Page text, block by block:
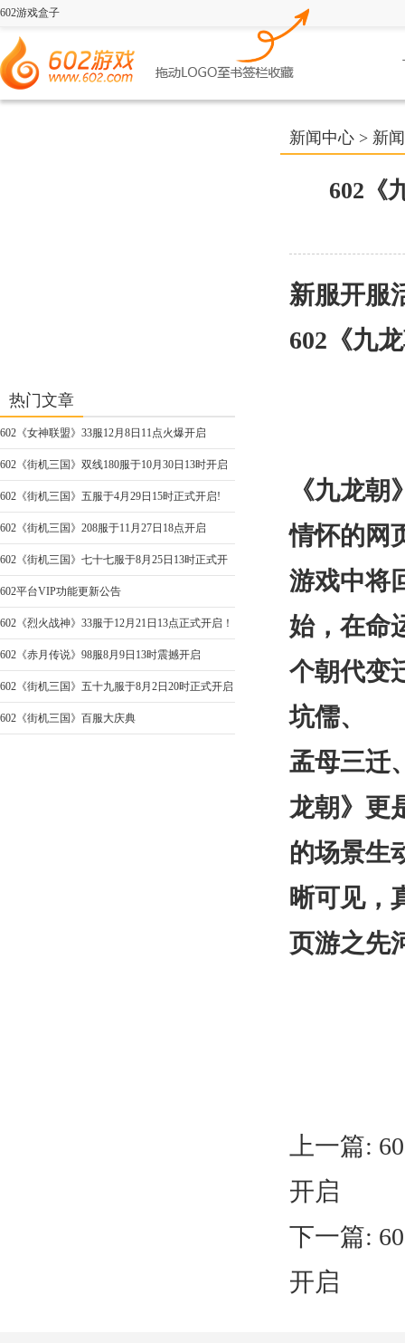
602游戏盒子
热门文章
602《女神联盟》33服12月8日11点火爆开启
602《街机三国》双线180服于10月30日13时开启
602《街机三国》五服于4月29日15时正式开启!
602《街机三国》208服于11月27日18点开启
602《街机三国》七十七服于8月25日13时正式开
启
602平台VIP功能更新公告
602《烈火战神》33服于12月21日13点正式开启！
602《赤月传说》98服8月9日13时震撼开启
602《街机三国》五十九服于8月2日20时正式开启
602《街机三国》百服大庆典
新闻中心 > 新
602《
新服开服
602《九
《九龙
情怀的网
游戏中将
始，在命
个朝代变
坑儒、
孟母三迁
龙朝》更
的场景生
晰可见，
页游之先
上一篇:
开启
下一篇:
开启